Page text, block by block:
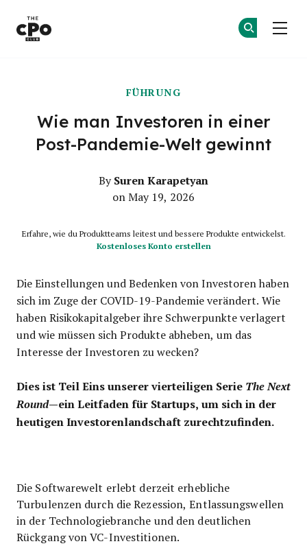
FÜHRUNG
Wie man Investoren in einer
Post-Pandemie-Welt gewinnt
BySuren Karapetyan
on May 19, 2026
Erfahre, wie du Produktteams leitest und bessere Produkte entwickelst.
Kostenloses Konto erstellen
Die Einstellungen und Bedenken von Investoren haben
sich im Zuge der COVID-19-Pandemie verändert. Wie
haben Risikokapitalgeber ihre Schwerpunkte verlagert
und wie müssen sich Produkte abheben, um das
Interesse der Investoren zu wecken?
Dies ist Teil Eins unserer vierteiligen Serie The Next
Round—ein Leitfaden für Startups, um sich in der
heutigen Investorenlandschaft zurechtzufinden.
Die Softwarewelt erlebt derzeit erhebliche
Turbulenzen durch die Rezession, Entlassungswellen
in der Technologiebranche und den deutlichen
Rückgang von VC-Investitionen.